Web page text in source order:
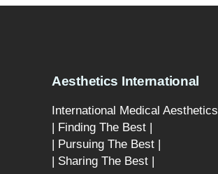
Aesthetics International
International Medical Aesthetics
| Finding The Best |
| Pursuing The Best |
| Sharing The Best |